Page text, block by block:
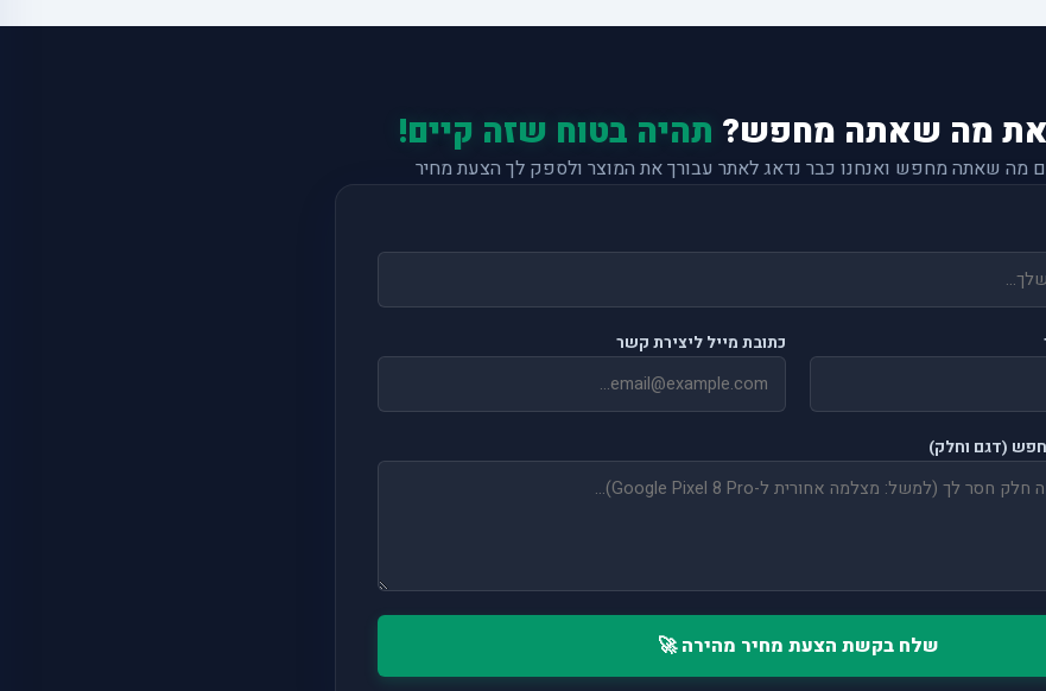
מה שאתה מחפש? תהיה בטוח שזה קיים!
מה שאתה מחפש ואנחנו כבר נדאג לאתר עבורך את המוצר ולספק לך הצעת מחיר
כתובת מייל ליצירת קשר
(דגם וחלק)
שלח בקשת הצעת מחיר מהירה 🚀